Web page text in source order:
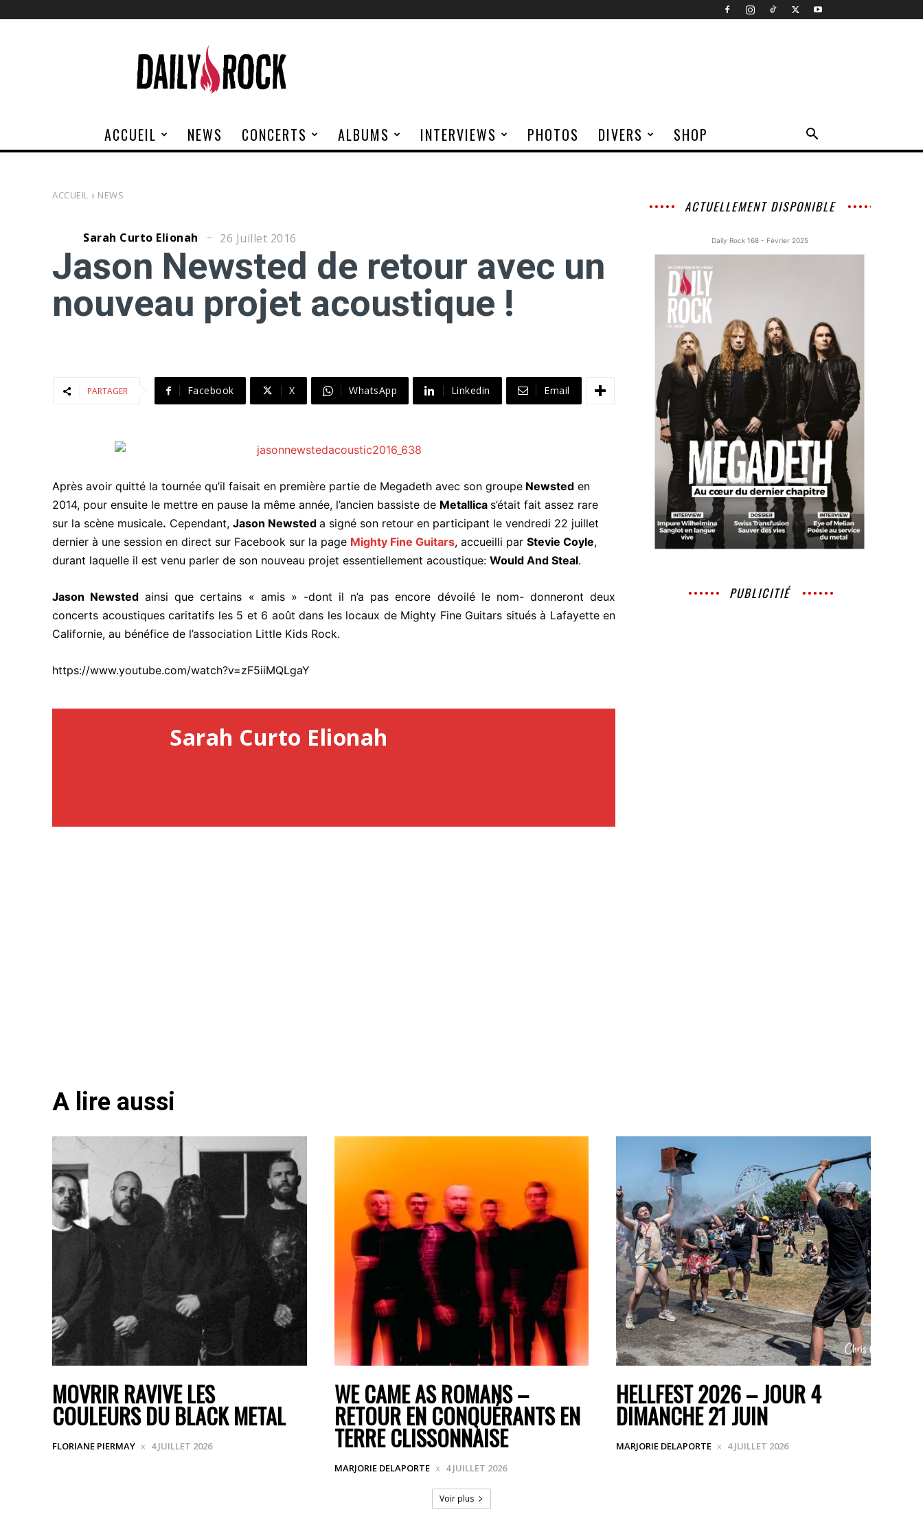
Rock
ACCUEIL NEWS CONCERTS ALBUMS INTERVIEWS PHOTOS DIVERS SHOP
ACCUEIL NEWS
Sarah Curto Elionah 26 Juillet 2016
Jason Newsted de retour avec un
nouveau projet acoustique !
PARTAGER Facebook X WhatsApp Linkedin Email
Après avoir quitté la tournée qu’il faisait en première partie de Megadeth avec son groupe Newsted en
2014, pour ensuite le mettre en pause la même année, l’ancien bassiste de Metallica s’était fait assez rare
sur la scène musicale. Cependant, Jason Newsted a signé son retour en participant le vendredi 22 juillet
dernier à une session en direct sur Facebook sur la page Mighty Fine Guitars, accueilli par Stevie Coyle,
durant laquelle il est venu parler de son nouveau projet essentiellement acoustique: Would And Steal.
Jason Newsted ainsi que certains « amis » -dont il n’a pas encore dévoilé le nom- donneront deux
concerts acoustiques caritatifs les 5 et 6 août dans les locaux de Mighty Fine Guitars situés à Lafayette en
Californie, au bénéfice de l’association Little Kids Rock.
https://www.youtube.com/watch?v=zF5iiMQLgaY
Sarah Curto Elionah
ACTUELLEMENT DISPONIBLE
Daily Rock 168 - Février 2025
PUBLICITIÉ
A lire aussi
MOVRIR RAVIVE LES
COULEURS DU BLACK METAL
FLORIANE PIERMAY 4 JUILLET 2026
WE CAME AS ROMANS –
RETOUR EN CONQUÉRANTS EN
TERRE CLISSONNAISE
MARJORIE DELAPORTE 4 JUILLET 2026
HELLFEST 2026 – JOUR 4
DIMANCHE 21 JUIN
MARJORIE DELAPORTE 4 JUILLET 2026
Voir plus